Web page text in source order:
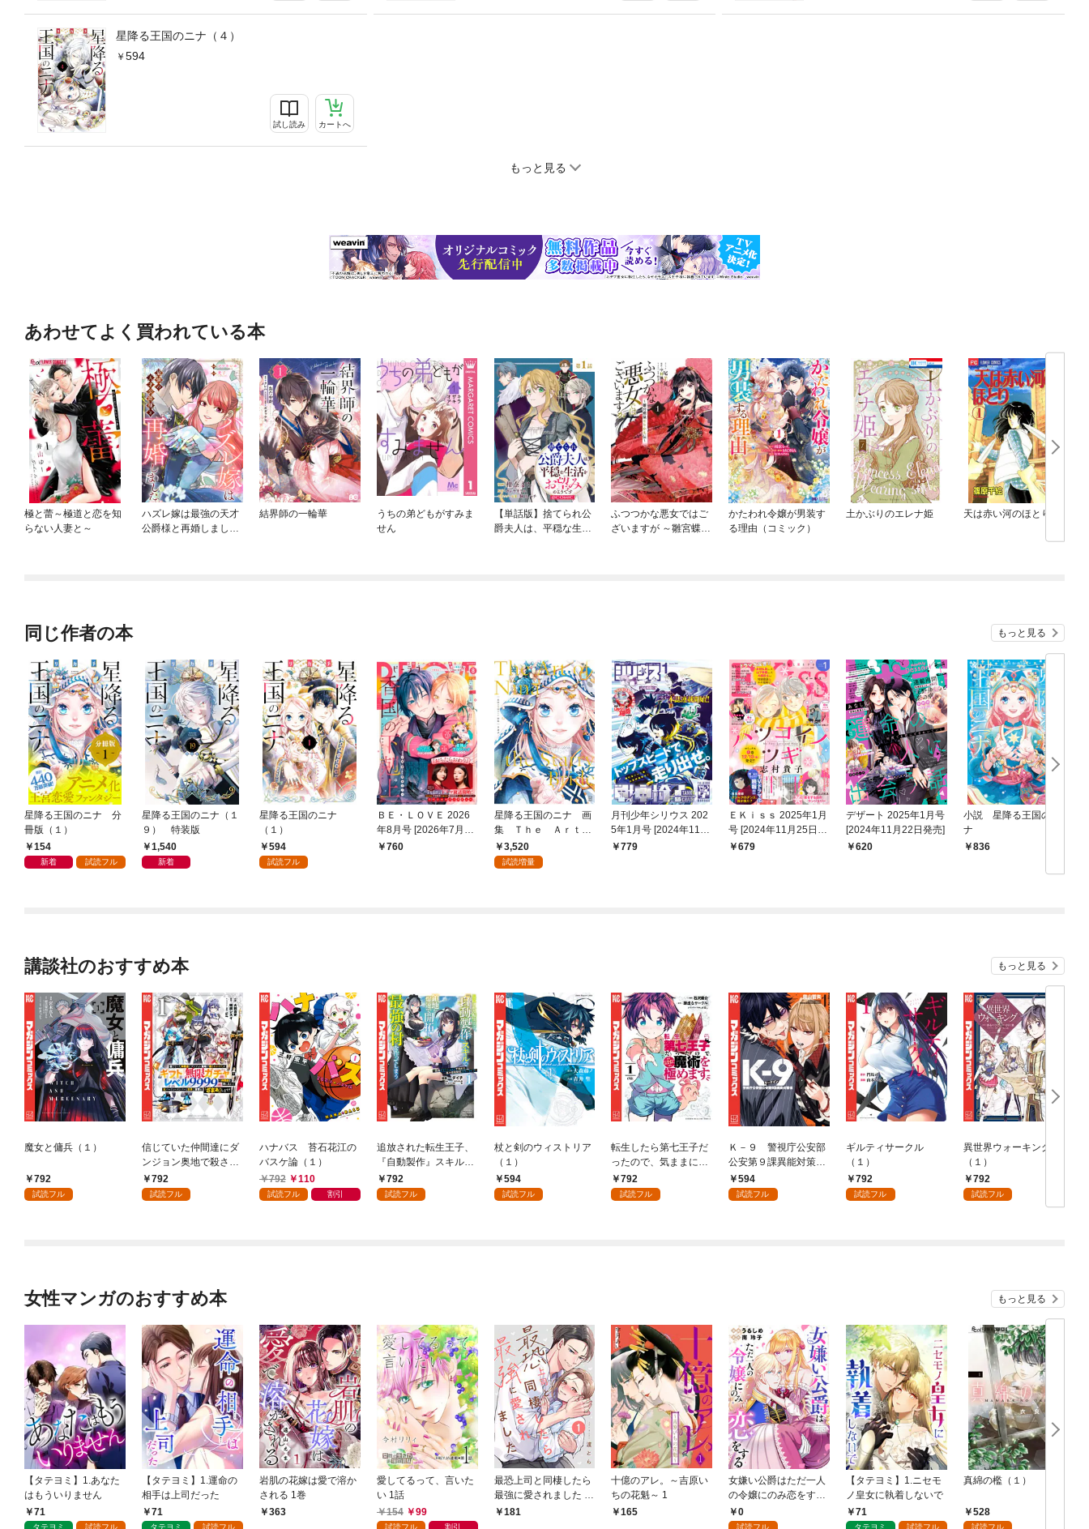
星降る王国のニナ（４）
594
試し読み カートへ
もっと見る
あわせてよく買われている本
極と蕾～極道と恋を知
らない人妻と～
ハズレ嫁は最強の天才
公爵様と再婚しまし
結界師の一輪華
うちの弟どもがすみま
せん
【単話版】捨てられ公
爵夫人は、平穏な生活
ふつつかな悪女ではご
ざいますが ～雛宮蝶鼠
かたわれ令嬢が男装す
る理由（コミック）
土かぶりのエレナ姫 天は赤い河のほとり
同じ作者の本 もっと見る
星降る王国のニナ 分
冊版（１）
154
新着 試読フル
星降る王国のニナ（１
９） 特装版
1,540
新着
星降る王国のニナ
（１）
594
試読フル
ＢＥ・ＬＯＶＥ 2026
年8月号 [2026年7月1
日発売]
760
星降る王国のニナ 画
集 Ｔｈｅ Ａｒｔ
ｏｆ Ｎｉｎａ ｔｈ
ｅ Ｓｔａｒｒｙ Ｂ
3,520
試読増量
月刊少年シリウス 202
5年1月号 [2024年11月
26日発売]
779
ＥＫｉｓｓ 2025年1月
号 [2024年11月25日発
売]679
デザート 2025年1月号
[2024年11月22日発売]
620
小説 星降る王国のニ
ナ
836
講談社のおすすめ本 もっと見る
魔女と傭兵（１）
792
試読フル
信じていた仲間達にダ
ンジョン奥地で殺され
かけたがギフト『無限
ガチャ』でレベル９９
792
試読フル
ハナバス 苔石花江の
バスケ論（１）
792
110
試読フル 割引
追放された転生王子、
『自動製作』スキルで
領地を爆速で開拓し最
強の村を作ってしまう
792
試読フル
杖と剣のウィストリア
（１）
594
試読フル
転生したら第七王子だ
ったので、気ままに魔
術を極めます（１）
792
試読フル
Ｋ－９ 警視庁公安部
公安第９課異能対策係
（１）
594
試読フル
ギルティサークル
（１）
792
試読フル
異世界ウォーキング
（１）
792
試読フル
女性マンガのおすすめ本 もっと見る
【タテヨミ】1.あなた
はもういりません
71
タテヨミ 試読フル
【タテヨミ】1.運命の
相手は上司だった
71
タテヨミ 試読フル
岩肌の花嫁は愛で溶か
される 1巻
363
愛してるって、言いた
い 1話
154
99
試読フル 割引
最恐上司と同棲したら
最強に愛されました 1
巻181
十億のアレ。～吉原い
ちの花魁～ 1
165
女嫌い公爵はただ一人
の令嬢にのみ恋をする
（分冊版）第１話
0
試読フル
【タテヨミ】1.ニセモ
ノ皇女に執着しないで
71
タテヨミ 試読フル
真綿の檻（１）
528
試読フル